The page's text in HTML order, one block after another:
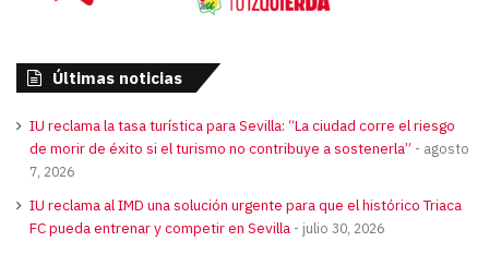
Últimas noticias
IU reclama la tasa turística para Sevilla: “La ciudad corre el riesgo
de morir de éxito si el turismo no contribuye a sostenerla”
agosto
7, 2026
IU reclama al IMD una solución urgente para que el histórico Triaca
FC pueda entrenar y competir en Sevilla
julio 30, 2026